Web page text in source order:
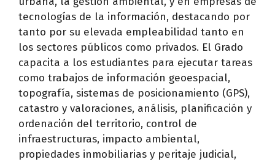
tecnologías de la información, destacando por
tanto por su elevada empleabilidad tanto en
los sectores públicos como privados. El Grado
capacita a los estudiantes para ejecutar tareas
como trabajos de información geoespacial,
topografía, sistemas de posicionamiento (GPS),
catastro y valoraciones, análisis, planificación y
ordenación del territorio, control de
infraestructuras, impacto ambiental,
propiedades inmobiliarias y peritaje judicial,